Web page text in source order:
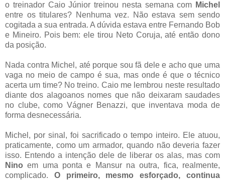
o treinador Caio Júnior treinou nesta semana com Michel
entre os titulares? Nenhuma vez. Não estava sem sendo
cogitada a sua entrada. A dúvida estava entre Fernando Bob
e Mineiro. Pois bem: ele tirou Neto Coruja, até então dono
da posição.
Nada contra Michel, até porque sou fã dele e acho que uma
vaga no meio de campo é sua, mas onde é que o técnico
acerta um time? No treino. Caio me lembrou neste resultado
diante dos alagoanos nomes que não deixaram saudades
no clube, como Vágner Benazzi, que inventava moda de
forma desnecessária.
Michel, por sinal, foi sacrificado o tempo inteiro. Ele atuou,
praticamente, como um armador, quando não deveria fazer
isso. Entendo a intenção dele de liberar os alas, mas com
Nino em uma ponta e Mansur na outra, fica, realmente,
complicado. O primeiro, mesmo esforçado, continua